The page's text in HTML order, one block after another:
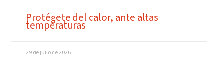
Protégete del calor, ante altas
temperaturas
29 de julio de 2026